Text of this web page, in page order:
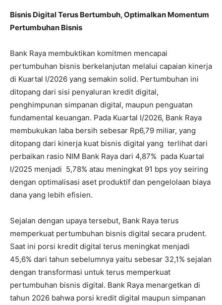
Bisnis Digital Terus Bertumbuh, Optimalkan Momentum
Pertumbuhan Bisnis
Bank Raya membuktikan komitmen mencapai
pertumbuhan bisnis berkelanjutan melalui capaian kinerja
di Kuartal I/2026 yang semakin solid. Pertumbuhan ini
ditopang dari sisi penyaluran kredit digital,
penghimpunan simpanan digital, maupun penguatan
fundamental keuangan. Pada Kuartal I/2026, Bank Raya
membukukan laba bersih sebesar Rp6,79 miliar, yang
ditopang dari kinerja kuat bisnis digital yang terlihat dari
perbaikan rasio NIM Bank Raya dari 4,87% pada Kuartal
I/2025 menjadi 5,78% atau meningkat 91 bps yoy seiring
dengan optimalisasi aset produktif dan pengelolaan biaya
dana yang lebih efisien.
Sejalan dengan upaya tersebut, Bank Raya terus
memperkuat pertumbuhan bisnis digital secara prudent.
Saat ini porsi kredit digital terus meningkat menjadi
45,6% dari tahun sebelumnya yaitu sebesar 32,1% sejalan
dengan transformasi untuk terus memperkuat
pertumbuhan bisnis digital. Bank Raya menargetkan di
tahun 2026 bahwa porsi kredit digital maupun simpanan